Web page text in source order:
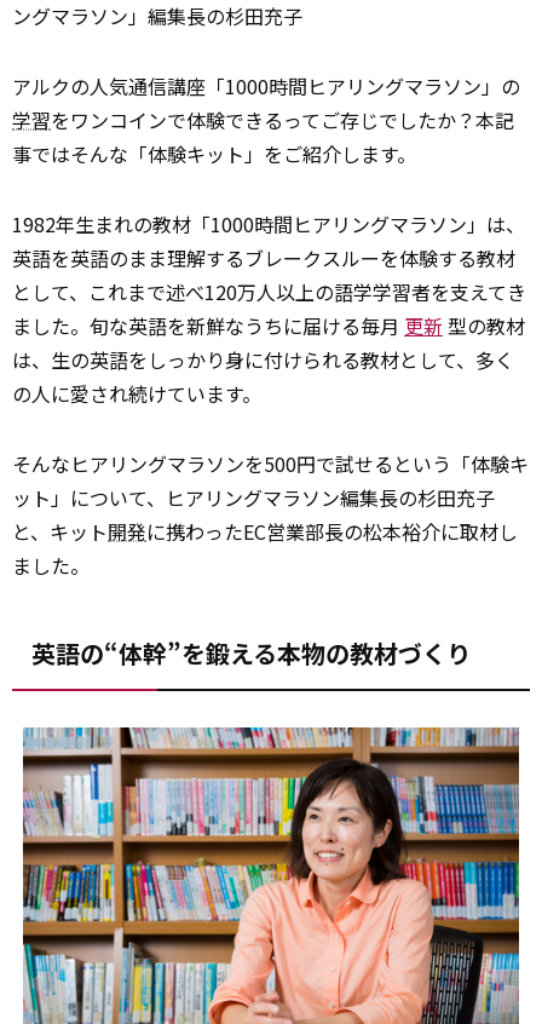
ングマラソン」編集長の杉田充子
アルクの人気通信講座「1000時間ヒアリングマラソン」の
学習をワンコインで体験できるってご存じでしたか？本記
事ではそんな「体験キット」をご紹介します。
――1982年生まれの教材「1000時間ヒアリングマラソン」は、
英語を英語のまま理解するブレークスルーを体験する教材
として、これまで述べ120万人以上の語学学習者を支えてき
ました。旬な英語を新鮮なうちに届ける毎月 更新 型の教材
は、生の英語をしっかり身に付けられる教材として、多く
の人に愛され続けています。
そんなヒアリングマラソンを500円で試せるという「体験キ
ット」について、ヒアリングマラソン編集長の杉田充子
と、キット開発に携わったEC営業部長の松本裕介に取材し
ました。
英語の“体幹”を鍛える本物の教材づくり